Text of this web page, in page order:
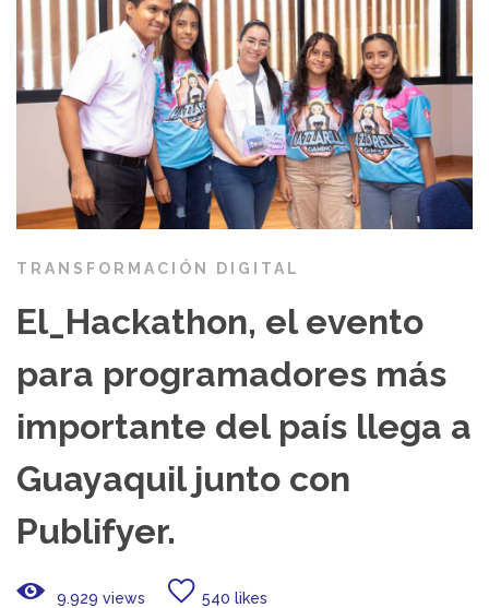
TRANSFORMACIÓN DIGITAL
El_Hackathon, el evento
para programadores más
importante del país llega a
Guayaquil junto con
Publifyer.
9.929 views 540 likes